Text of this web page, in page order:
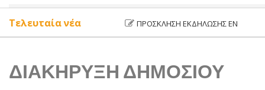
ΠΡΌΣΚΛΗΣΗ ΕΚΔΉΛΩΣΗΣ
Τελευταία νέα
ΔΙΑΚΗΡΥΞΗ ΔΗΜΟΣΙΟΥ